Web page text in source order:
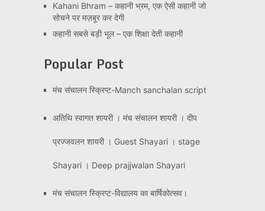
Kahani Bhram – कहानी भ्रम, एक ऐसी कहानी जो
सोचने पर मज़बूर कर देगी
कहानी सबसे बड़ी भूल – एक शिक्षा देती कहानी
Popular Post
मंच संचालन स्क्रिप्ट-Manch sanchalan script
अतिथि स्वागत शायरी । मंच संचालन शायरी । दीप
प्रज्जवलन शायरी । Guest Shayari । stage
Shayari । Deep prajjwalan Shayari
मंच संचालन स्क्रिप्ट-विद्यालय का बार्षिकोत्सव।